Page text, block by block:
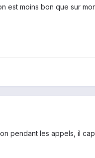
est moins bon que sur
pendant les appels, il